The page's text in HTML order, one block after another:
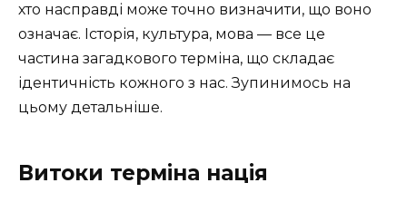
хто насправді може точно визначити, що воно
означає. Історія, культура, мова — все це
частина загадкового терміна, що складає
ідентичність кожного з нас. Зупинимось на
цьому детальніше.
Витоки терміна нація